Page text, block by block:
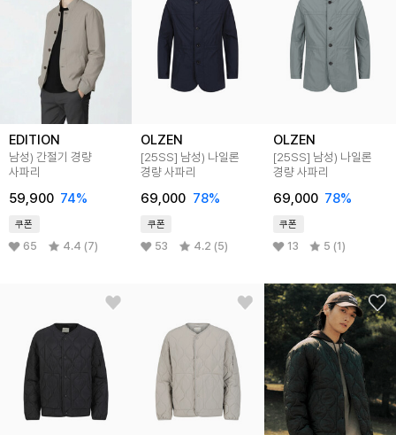
EDITION
남성) 간절기 경량
사파리
59,900 74%
쿠폰
65 4.4 (7)
OLZEN
[25SS] 남성) 나일론
경량 사파리
69,000 78%
쿠폰
53 4.2 (5)
OLZEN
[25SS] 남성) 나일론
경량 사파리
69,000 78%
쿠폰
13 5 (1)